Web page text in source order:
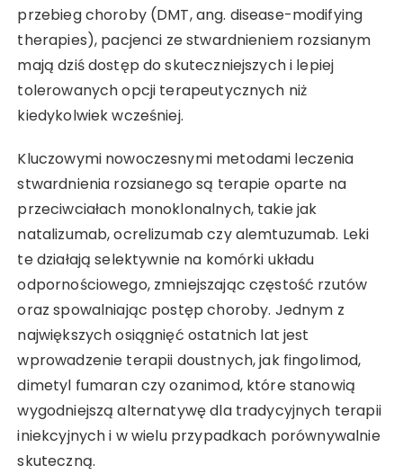
przebieg choroby (DMT, ang. disease-modifying
therapies), pacjenci ze stwardnieniem rozsianym
mają dziś dostęp do skuteczniejszych i lepiej
tolerowanych opcji terapeutycznych niż
kiedykolwiek wcześniej.
Kluczowymi nowoczesnymi metodami leczenia
stwardnienia rozsianego są terapie oparte na
przeciwciałach monoklonalnych, takie jak
natalizumab, ocrelizumab czy alemtuzumab. Leki
te działają selektywnie na komórki układu
odpornościowego, zmniejszając częstość rzutów
oraz spowalniając postęp choroby. Jednym z
największych osiągnięć ostatnich lat jest
wprowadzenie terapii doustnych, jak fingolimod,
dimetyl fumaran czy ozanimod, które stanowią
wygodniejszą alternatywę dla tradycyjnych terapii
iniekcyjnych i w wielu przypadkach porównywalnie
skuteczną.